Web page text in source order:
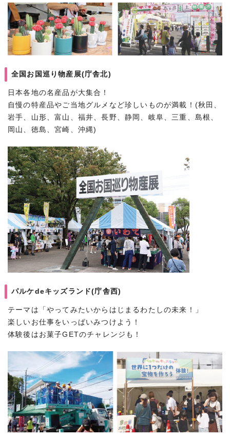
全国お国巡り物産展(庁舎北)
日本各地の名産品が大集合！
自慢の特産品やご当地グルメなど珍しいものが満載！(秋田、
岩手、山形、富山、福井、長野、静岡、岐阜、三重、島根、
岡山、徳島、宮崎、沖縄)
パルケdeキッズランド(庁舎西)
テーマは「やってみたいからはじまるわたしの未来！」
楽しいお仕事をいっぱいみつけよう！
体験後はお菓子GETのチャレンジも！